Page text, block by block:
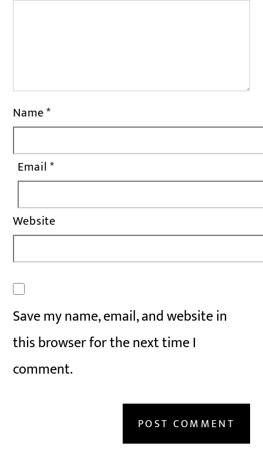
Name*
Email*
Website
Save my name, email, and website in
this browser for the next time I
comment.